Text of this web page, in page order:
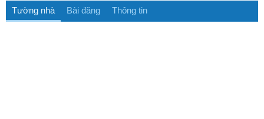
Tường nhà Bài đăng Thông tin